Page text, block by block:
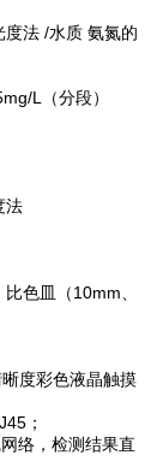
法 /水质 氨氮的
L（分段）
法
色皿（10mm、
度彩色液晶触摸
；
络，检测结果直